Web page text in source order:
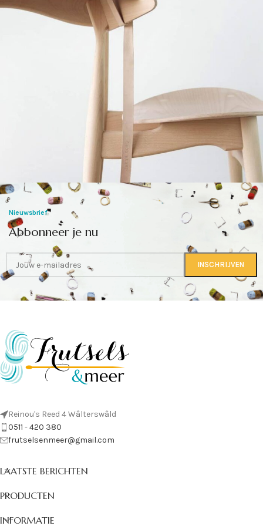
Furniture
A lacus bibendum pulvinar
Nieuwsbrief
Abbonneer je nu
Reinou's Reed 4 Wâlterswâld
0511 - 420 380
frutselsenmeer@gmail.com
LAATSTE BERICHTEN
PRODUCTEN
INFORMATIE